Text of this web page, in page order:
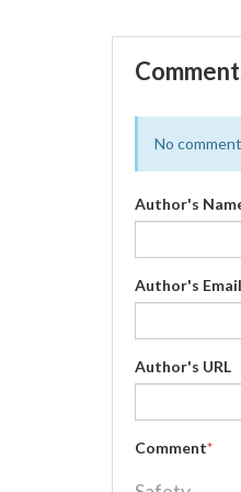
No
Author's
Author's Email
Author's URL
Comment*